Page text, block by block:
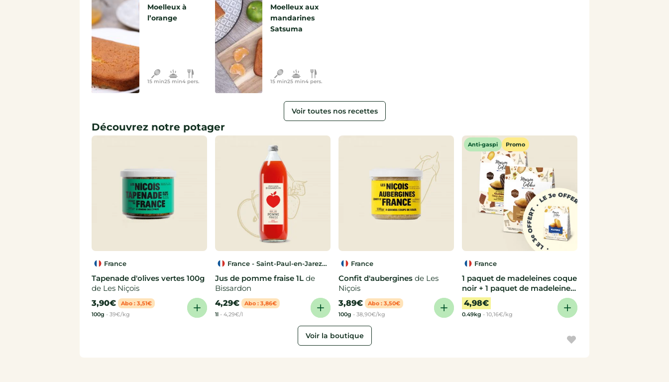
Moelleux à
l’orange
15 min25 min4 pers.
Moelleux aux
mandarines
Satsuma
15 min25 min4 pers.
Voir toutes nos recettes
Découvrez notre potager
France
Tapenade d'olives vertes 100g
de Les Niçois
3,90€
Abo : 3,51€
100g - 39€/kg
France - Saint-Paul-en-Jarez
(42)
Jus de pomme fraise 1L de
Bissardon
4,29€
Abo : 3,86€
1l - 4,29€/l
France
Confit d'aubergines de Les
Niçois
3,89€
Abo : 3,50€
100g - 38,90€/kg
Anti-gaspi Promo
France
1 paquet de madeleines coque
noir + 1 paquet de madeleines
coque lait = 1 paquet de
madeleines nature offert !
de
Maison Colibri
4,98€
0.49kg - 10,16€/kg
Voir la boutique